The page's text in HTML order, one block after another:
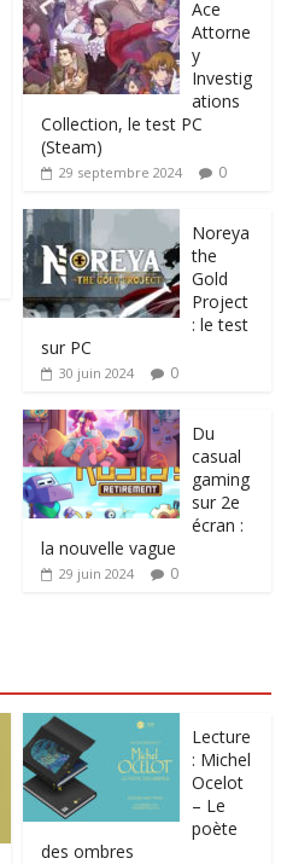
Ace
Attorne
y
Investig
ations
Collection, le test PC
(Steam)
29 septembre 2024 0
Noreya
the
Gold
Project
: le test
sur PC
30 juin 2024 0
Du
casual
gaming
sur 2e
écran :
la nouvelle vague
29 juin 2024 0
Lecture
: Michel
Ocelot
– Le
poète
des ombres